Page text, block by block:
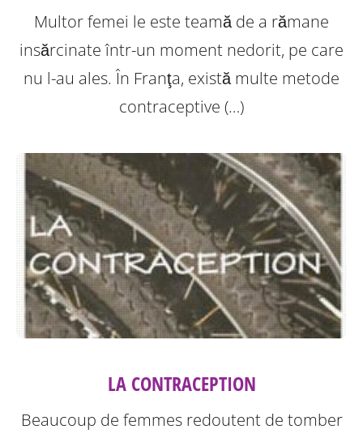
Multor femei le este teamă de a rămane
insărcinate într-un moment nedorit, pe care
nu l-au ales. În Franţa, există multe metode
contraceptive (…)
LA CONTRACEPTION
Beaucoup de femmes redoutent de tomber